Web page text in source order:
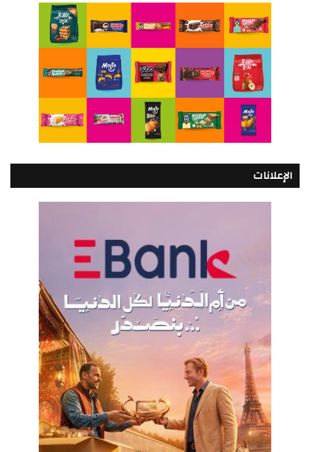
الإعلانات